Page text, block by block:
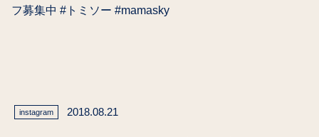
フ募集中 #トミソー #mamasky
instagram 2018.08.21